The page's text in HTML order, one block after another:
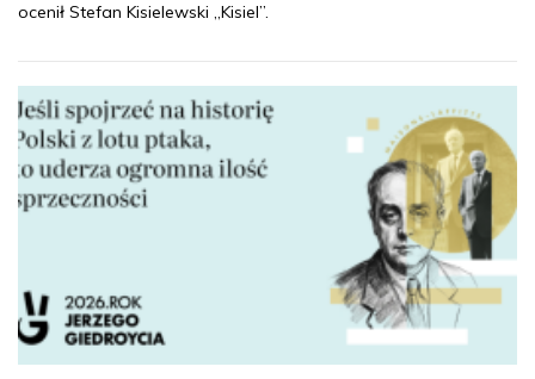
ocenił Stefan Kisielewski „Kisiel”.